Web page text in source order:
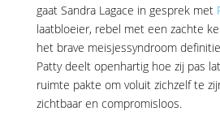
gaat Sandra Lagace in gesprek met
laatbloeier, rebel met een zachte
het brave meisjessyndroom
Patty deelt openhartig hoe zij pas
ruimte pakte om voluit zichzelf te
zichtbaar en compromisloos.